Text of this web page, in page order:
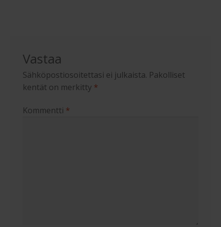
Vastaa
Sähköpostiosoitettasi ei julkaista. Pakolliset
kentät on merkitty *
Kommentti *